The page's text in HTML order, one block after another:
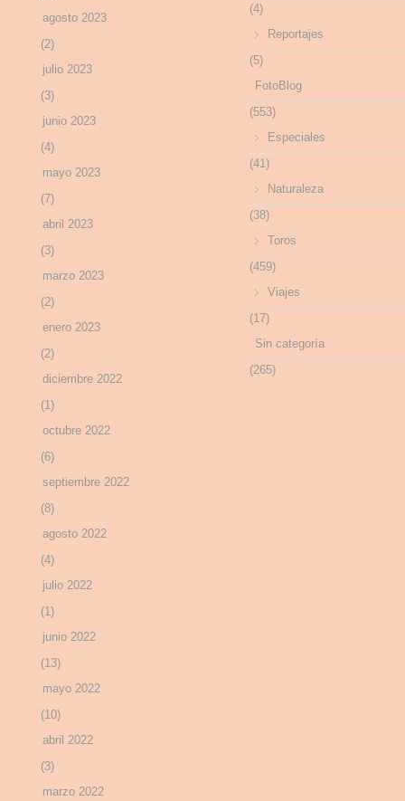
agosto 2023
(2)
julio 2023
(3)
junio 2023
(4)
mayo 2023
(7)
abril 2023
(3)
marzo 2023
(2)
enero 2023
(2)
diciembre 2022
(1)
octubre 2022
(6)
septiembre 2022
(8)
agosto 2022
(4)
julio 2022
(1)
junio 2022
(13)
mayo 2022
(10)
abril 2022
(3)
marzo 2022
(4)
Reportajes
(5)
FotoBlog
(553)
Especiales
(41)
Naturaleza
(38)
Toros
(459)
Viajes
(17)
Sin categoría
(265)